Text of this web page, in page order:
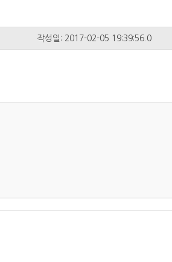
작성일: 2017-02-05 19:39:56.0